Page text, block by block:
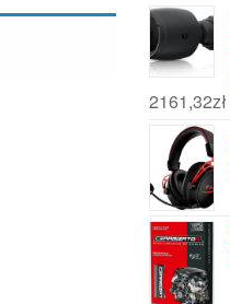
2161,32zł